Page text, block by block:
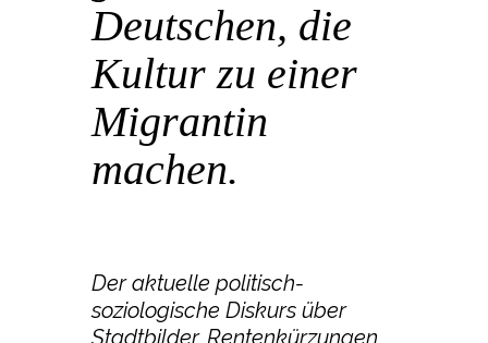
Deutschen, die
Kultur zu einer
Migrantin
machen.
Der aktuelle politisch-
soziologische Diskurs über